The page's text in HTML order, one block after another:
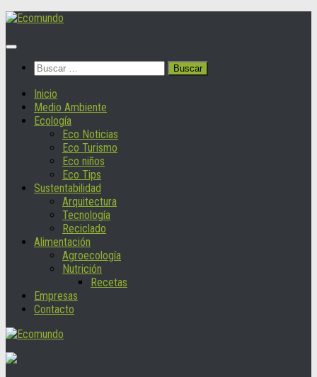
Saltar
contenido
Buscar:
Inicio
Medio Ambiente
Ecología
Eco Noticias
Eco Turismo
Eco niños
Eco Tips
Sustentabilidad
Arquitectura
Tecnología
Reciclado
Alimentación
Agroecología
Nutrición
Recetas
Empresas
Contacto